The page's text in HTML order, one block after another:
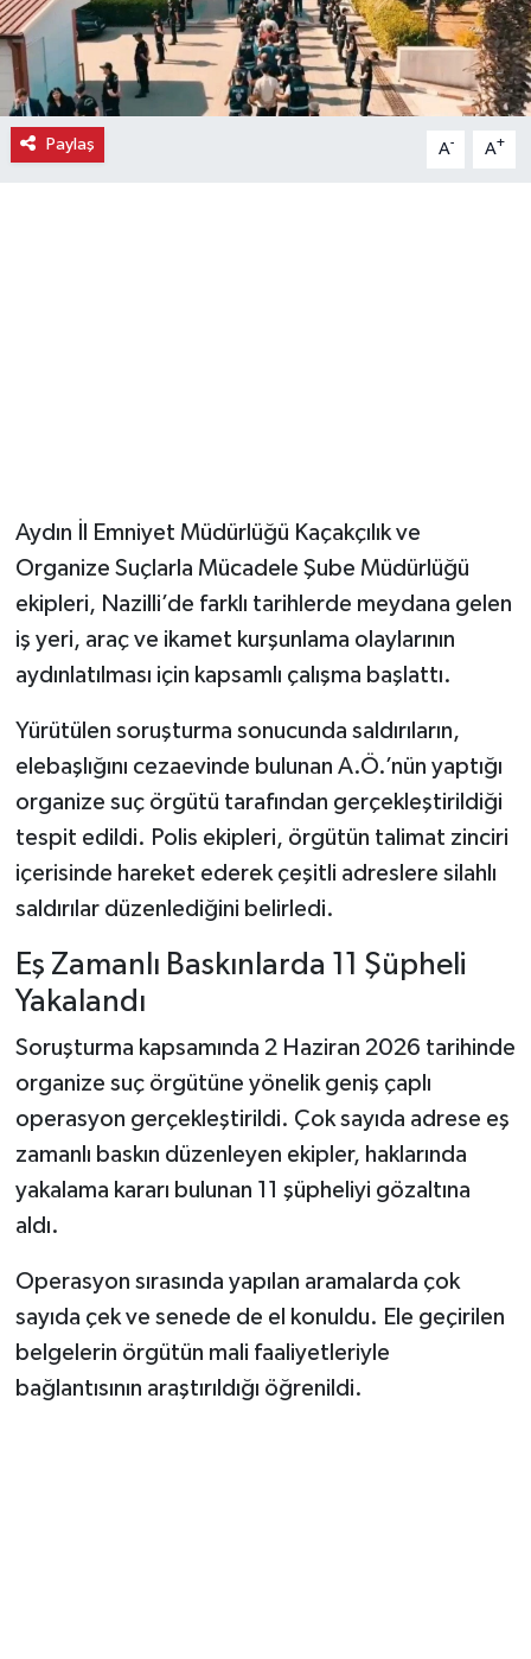
Paylaş A- A+
Aydın İl Emniyet Müdürlüğü Kaçakçılık ve
Organize Suçlarla Mücadele Şube Müdürlüğü
ekipleri, Nazilli’de farklı tarihlerde meydana gelen
iş yeri, araç ve ikamet kurşunlama olaylarının
aydınlatılması için kapsamlı çalışma başlattı.
Yürütülen soruşturma sonucunda saldırıların,
elebaşlığını cezaevinde bulunan A.Ö.’nün yaptığı
organize suç örgütü tarafından gerçekleştirildiği
tespit edildi. Polis ekipleri, örgütün talimat zinciri
içerisinde hareket ederek çeşitli adreslere silahlı
saldırılar düzenlediğini belirledi.
Eş Zamanlı Baskınlarda 11 Şüpheli
Yakalandı
Soruşturma kapsamında 2 Haziran 2026 tarihinde
organize suç örgütüne yönelik geniş çaplı
operasyon gerçekleştirildi. Çok sayıda adrese eş
zamanlı baskın düzenleyen ekipler, haklarında
yakalama kararı bulunan 11 şüpheliyi gözaltına
aldı.
Operasyon sırasında yapılan aramalarda çok
sayıda çek ve senede de el konuldu. Ele geçirilen
belgelerin örgütün mali faaliyetleriyle
bağlantısının araştırıldığı öğrenildi.
Haber
İlçe Haberleri
Keşfet
Sokak Hayvanlarını Sahiplendirme
Spor
Vasıta
Yaşam